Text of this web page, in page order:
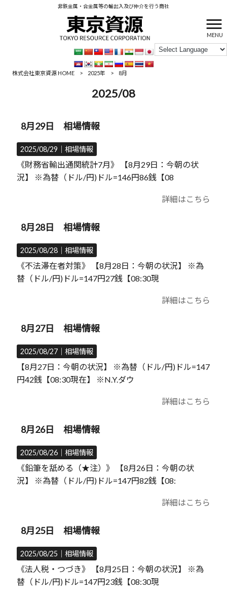
非鉄金属・合金属等の輸出入及び仲介を行う商社
MENU
株式会社東京資源 HOME > 2025年 > 8月
2025/08
8月29日 相場情報
2025/08/29｜相場情報
《財務省輸出通関統計7月》 【8月29日：今朝の状
況】 ※為替（ドル/円)ドル=146円86銭【08
詳細はこちら
8月28日 相場情報
2025/08/28｜相場情報
《不法滞在者対策》 【8月28日：今朝の状況】 ※為
替（ドル/円)ドル=147円27銭【08:30現
詳細はこちら
8月27日 相場情報
2025/08/27｜相場情報
【8月27日：今朝の状況】 ※為替（ドル/円)ドル=147
円42銭【08:30現在】 ※N.Y.ダウ
詳細はこちら
8月26日 相場情報
2025/08/26｜相場情報
《鉛筆を舐める（★注）》 【8月26日：今朝の状
況】 ※為替（ドル/円)ドル=147円82銭【08:
詳細はこちら
8月25日 相場情報
2025/08/25｜相場情報
《法人税・つづき》 【8月25日：今朝の状況】 ※為
替（ドル/円)ドル=147円23銭【08:30現